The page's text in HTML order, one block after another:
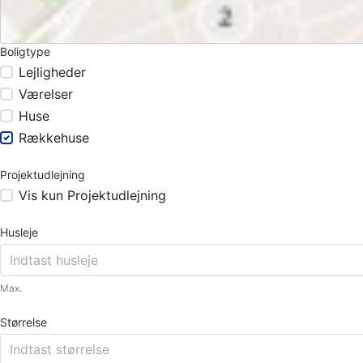
Boligtype
Lejligheder
Værelser
Huse
Rækkehuse
Projektudlejning
Vis kun Projektudlejning
Husleje
Max.
Størrelse